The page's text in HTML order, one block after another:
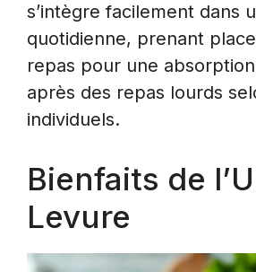
s’intègre facilement dans
quotidienne, prenant
repas pour une
après des repas lourds
individuels.
Bienfaits de
Levure